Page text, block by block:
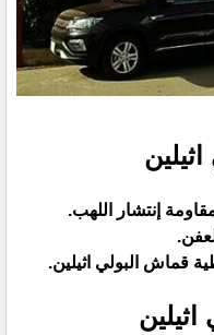
إنتشار اللهب.‏
اثيلين